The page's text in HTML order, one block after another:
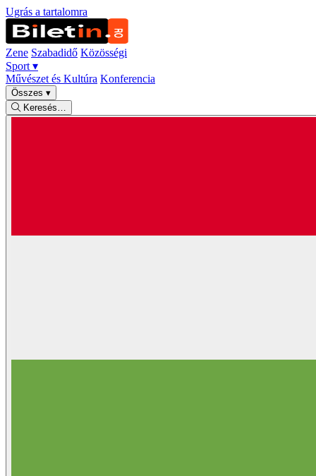
Ugrás a tartalomra
Zene Szabadidő Közösségi
Sport ▾
Művészet és Kultúra Konferencia
Összes ▾
Keresés…